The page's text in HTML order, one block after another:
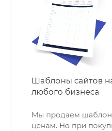
Шаблоны сайтов
любого бизнеса
Мы продаем
ценам. Но при